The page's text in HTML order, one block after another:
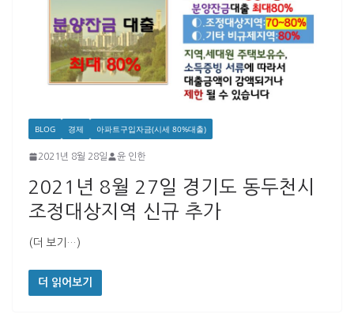
BLOG 경제 아파트구입자금(시세 80%대출)
2021년 8월 28일 윤 인한
2021년 8월 27일 경기도 동두천시
조정대상지역 신규 추가
(더 보기…)
더 읽어보기